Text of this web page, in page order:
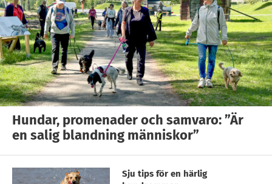
Hundar, promenader och samvaro: ”Är
en salig blandning människor”
Sju tips för en härlig